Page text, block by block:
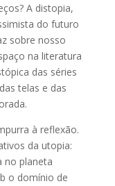
A distopia,
do futuro
sobre nosso
na literatura
das séries
telas e das
à reflexão.
da utopia:
no planeta
o domínio de